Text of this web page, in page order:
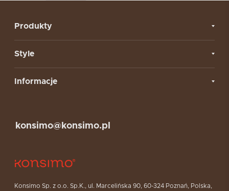
Produkty
Style
Informacje
Konsimo Sp. z o.o. Sp.K., ul. Marcelińska 90, 60-324 Poznań, Polska,
konsimo@konsimo.pl